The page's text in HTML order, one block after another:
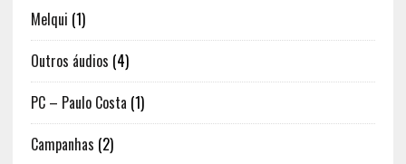
Melqui (1)
Outros áudios (4)
PC – Paulo Costa (1)
Campanhas (2)